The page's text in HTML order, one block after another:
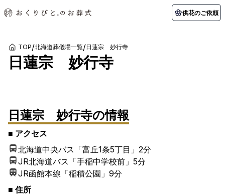
供花のご依頼
初めての方へ
アフターサポート
会社を知る
スタッフ一覧 採用情報
関東エリア
千葉県 神奈川県
北海道エリア
札幌市
お客様の声
葬儀の知識
TOP/北海道葬儀場一覧/日蓮宗 妙行寺
日蓮宗 妙行寺
日蓮宗 妙行寺の情報
■ アクセス
北海道中央バス「富丘1条5丁目」 2分
JR北海道バス「手稲中学校前」 5分
JR函館本線「稲積公園」 9分
■ 住所